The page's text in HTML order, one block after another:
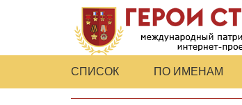
СПИСОК ПО ИМЕНАМ